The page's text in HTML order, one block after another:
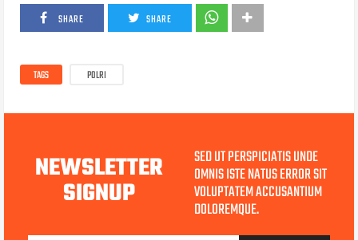
SHARE SHARE
TAGS POLRI
NEWSLETTER
SIGNUP
SED UT PERSPICIATIS UNDE
OMNIS ISTE NATUS ERROR SIT
VOLUPTATEM ACCUSANTIUM
DOLOREMQUE.